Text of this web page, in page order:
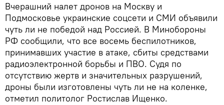
Вчерашний налет дронов на Москву и
Подмосковье украинские соцсети и СМИ объявили
чуть ли не победой над Россией. В Минобороны
РФ сообщили, что все восемь беспилотников,
принимавших участие в атаке, сбиты средствами
радиоэлектронной борьбы и ПВО. Судя по
отсутствию жертв и значительных разрушений,
дроны были изготовлены чуть ли не на коленке,
отметил политолог Ростислав Ищенко.